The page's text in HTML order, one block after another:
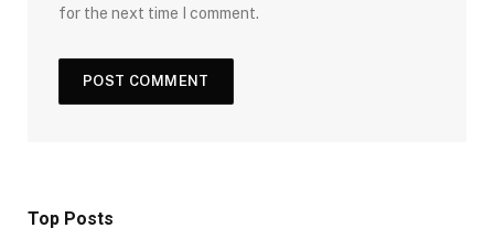
for the next time I comment.
Top Posts